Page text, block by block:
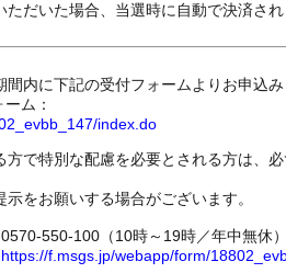
だいた場合、当選時に自動で決済され
内に下記の受付フォームよりお申込み
ム：
index.do
方で特別な配慮を必要とされる方は、
をお願いする場合がございます。
550-100（10時～19時／年中無休）
https://f.msgs.jp/webapp/form/